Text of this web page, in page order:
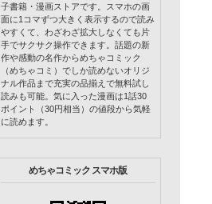
子書籍・漫画ストアです。スマホの画
面に1コマずつ大きく表示するので読み
やすくて、わざわざ拡大しなくても片
手でサクサク操作できます。話題の新
作や感動の名作からめちゃコミック
（めちゃコミ）でしか読めないオリジ
ナル作品まで充実の品揃えで無料試し
読みも可能。気に入った漫画は1話30
ポイント（30円相当）の値段から気軽
に読めます。
めちゃコミック スマホ版